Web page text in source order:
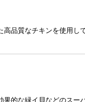
品質なチキンを使用
的な緑イ貝などのス